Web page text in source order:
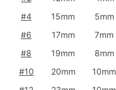
#4
15mm 5mm
#6
17mm 7mm
#8
19mm 8mm
#10
20mm 10mm